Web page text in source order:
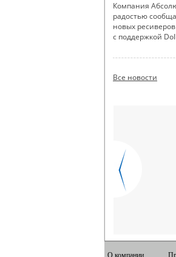
Компания
радостью
новых
с поддержкой
Все новости
О компании